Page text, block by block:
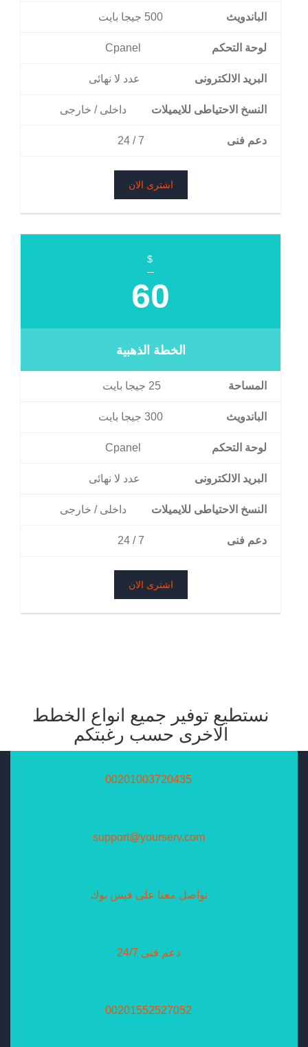
الباندويث 500 جيجا بايت
لوحة التحكم Cpanel
البريد الالكترونى عدد لا نهائى
النسخ الاحتياطى للايميلات داخلى / خارجى
دعم فنى 7 / 24
اشترى الان
$
60
الخطة الذهبية
المساحة 25 جيجا بايت
الباندويث 300 جيجا بايت
لوحة التحكم Cpanel
البريد الالكترونى عدد لا نهائى
النسخ الاحتياطى للايميلات داخلى / خارجى
دعم فنى 7 / 24
اشترى الان
نستطيع توفير جميع انواع الخطط
الاخرى حسب رغبتكم
00201003720435
support@yourserv.com
تواصل معنا على فيس بوك
دعم فنى 24/7
00201552527052